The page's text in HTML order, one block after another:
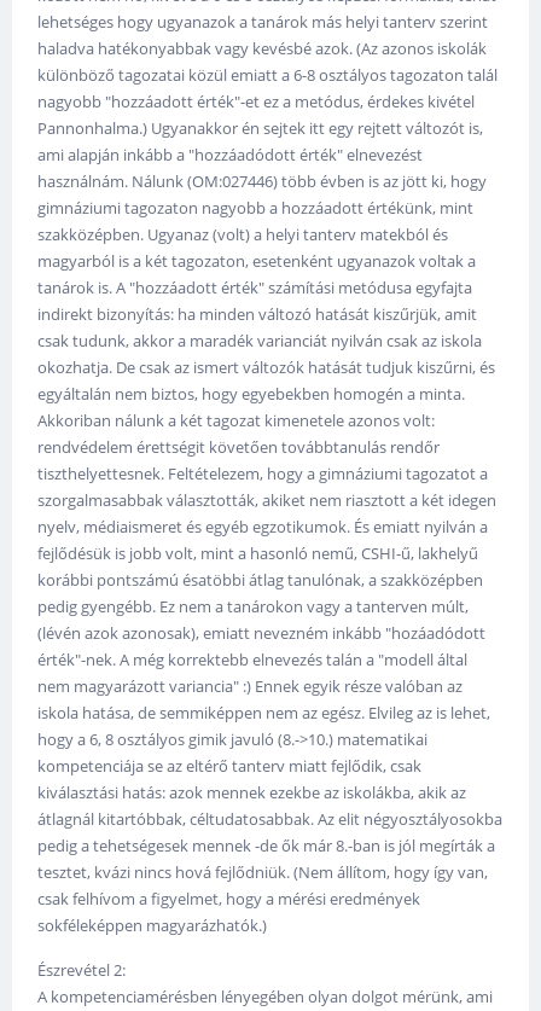
lehetséges hogy ugyanazok a tanárok más helyi tanterv szerint
haladva hatékonyabbak vagy kevésbé azok. (Az azonos iskolák
különböző tagozatai közül emiatt a 6-8 osztályos tagozaton talál
nagyobb "hozzáadott érték"-et ez a metódus, érdekes kivétel
Pannonhalma.) Ugyanakkor én sejtek itt egy rejtett változót is,
ami alapján inkább a "hozzáadódott érték" elnevezést
használnám. Nálunk (OM:027446) több évben is az jött ki, hogy
gimnáziumi tagozaton nagyobb a hozzáadott értékünk, mint
szakközépben. Ugyanaz (volt) a helyi tanterv matekból és
magyarból is a két tagozaton, esetenként ugyanazok voltak a
tanárok is. A "hozzáadott érték" számítási metódusa egyfajta
indirekt bizonyítás: ha minden változó hatását kiszűrjük, amit
csak tudunk, akkor a maradék varianciát nyilván csak az iskola
okozhatja. De csak az ismert változók hatását tudjuk kiszűrni, és
egyáltalán nem biztos, hogy egyebekben homogén a minta.
Akkoriban nálunk a két tagozat kimenetele azonos volt:
rendvédelem érettségit követően továbbtanulás rendőr
tiszthelyettesnek. Feltételezem, hogy a gimnáziumi tagozatot a
szorgalmasabbak választották, akiket nem riasztott a két idegen
nyelv, médiaismeret és egyéb egzotikumok. És emiatt nyilván a
fejlődésük is jobb volt, mint a hasonló nemű, CSHI-ű, lakhelyű
korábbi pontszámú ésatöbbi átlag tanulónak, a szakközépben
pedig gyengébb. Ez nem a tanárokon vagy a tanterven múlt,
(lévén azok azonosak), emiatt nevezném inkább "hozáadódott
érték"-nek. A még korrektebb elnevezés talán a "modell által
nem magyarázott variancia" :) Ennek egyik része valóban az
iskola hatása, de semmiképpen nem az egész. Elvileg az is lehet,
hogy a 6, 8 osztályos gimik javuló (8.->10.) matematikai
kompetenciája se az eltérő tanterv miatt fejlődik, csak
kiválasztási hatás: azok mennek ezekbe az iskolákba, akik az
átlagnál kitartóbbak, céltudatosabbak. Az elit négyosztályosokba
pedig a tehetségesek mennek -de ők már 8.-ban is jól megírták a
tesztet, kvázi nincs hová fejlődniük. (Nem állítom, hogy így van,
csak felhívom a figyelmet, hogy a mérési eredmények
sokféleképpen magyarázhatók.)
Észrevétel 2:
A kompetenciamérésben lényegében olyan dolgot mérünk, ami